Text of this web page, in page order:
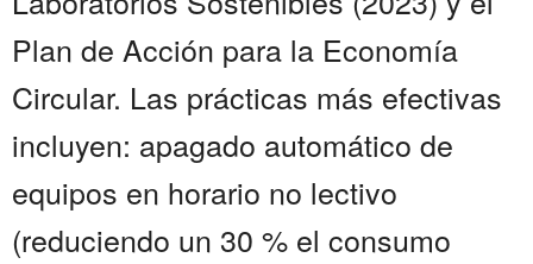
Plan de Acción para la Economía
Circular. Las prácticas más efectivas
incluyen: apagado automático de
equipos en horario no lectivo
(reduciendo un 30 % el consumo